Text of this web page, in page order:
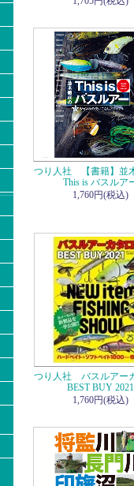
つり人社 【書籍】並
This is バスルア
1,760円(税込)
つり人社 バスルアー
BEST BUY 2021
1,760円(税込)